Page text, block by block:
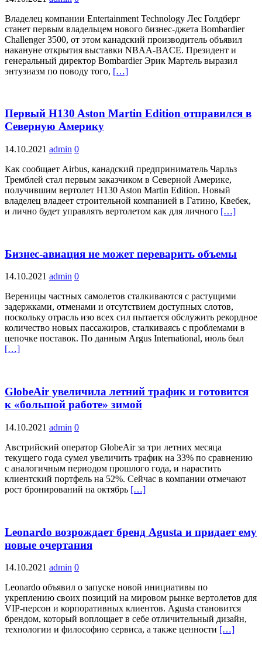
Владелец компании Entertainment Technology Лес Голдберг
станет первым владельцем нового бизнес-джета Bombardier
Challenger 3500, от этом канадский производитель объявил
накануне открытия выставки NBAA-BACE. Президент и
генеральный директор Bombardier Эрик Мартель выразил
энтузиазм по поводу того, […]
Первый H130 Aston Martin Edition отправился в
Северную Америку
14.10.2021 admin 0
Как сообщает Airbus, канадский предприниматель Чарльз
Тремблей стал первым заказчиком в Северной Америке,
получившим вертолет H130 Aston Martin Edition. Новый
владелец владеет строительной компанией в Гатино, Квебек,
и лично будет управлять вертолетом как для личного […]
Бизнес-авиация не может переварить объемы
14.10.2021 admin 0
Вереницы частных самолетов сталкиваются с растущими
задержками, отменами и отсутствием доступных слотов,
поскольку отрасль изо всех сил пытается обслужить рекордное
количество новых пассажиров, сталкиваясь с проблемами в
цепочке поставок. По данным Argus International, июль был
[…]
GlobeAir увеличила летний трафик и готовится
к «большой работе» зимой
14.10.2021 admin 0
Австрийский оператор GlobeAir за три летних месяца
текущего года сумел увеличить трафик на 33% по сравнению
с аналогичным периодом прошлого года, и нарастить
клиентский портфель на 52%. Сейчас в компании отмечают
рост бронирований на октябрь […]
Leonardo возрождает бренд Agusta и придает ему
новые очертания
14.10.2021 admin 0
Leonardo объявил о запуске новой инициативы по
укреплению своих позиций на мировом рынке вертолетов для
VIP-персон и корпоративных клиентов. Agusta становится
брендом, который воплощает в себе отличительный дизайн,
технологии и философию сервиса, а также ценности […]